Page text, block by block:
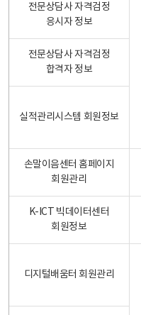
전문상담사 자격검정
응시자 정보
전문상담사 자격검정
합격자 정보
실적관리시스템 회원정보
손말이음센터 홈페이지
회원관리
K-ICT 빅데이터센터
회원정보
디지털배움터 회원관리